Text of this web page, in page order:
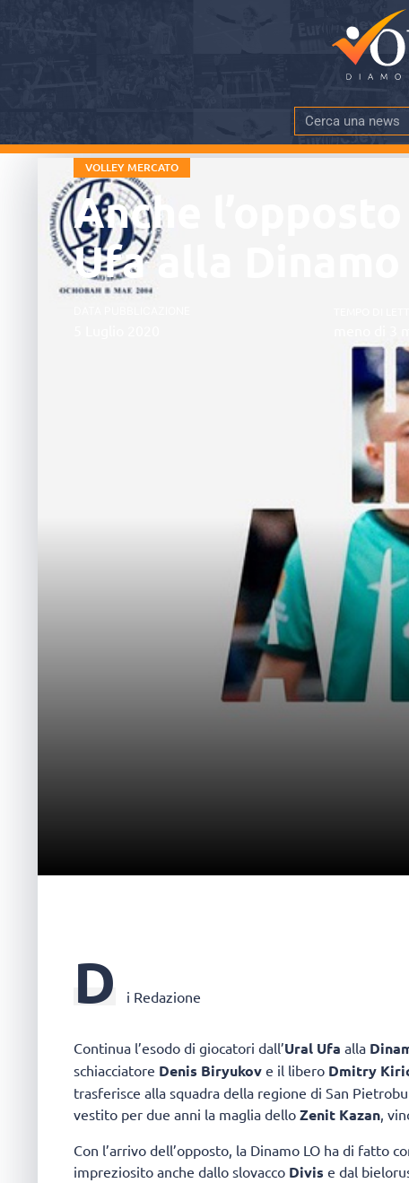
VOLLEY MERCATO
Anche
Ufa alla Dinamo
D i Redazione
Continua l’esodo di giocatori dall’Ural Ufa alla
schiacciatore Denis Biryukov e il libero Dmitry
trasferisce alla squadra della regione di San
vestito per due anni la maglia dello Zenit Kazan,
Con l’arrivo dell’opposto, la Dinamo LO ha di fatto
impreziosito anche dallo slovacco Divis e dal